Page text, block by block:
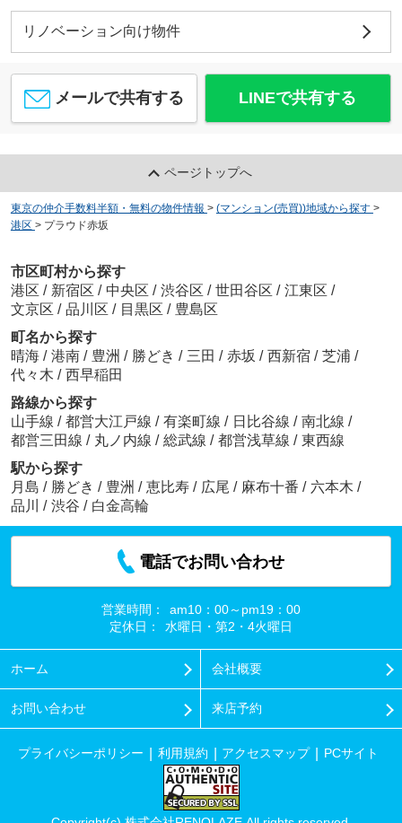
リノベーション向け物件
メールで共有する LINEで共有する
ページトップへ
東京の仲介手数料半額・無料の物件情報 > (マンション(売買))地域から探す >
港区 > プラウド赤坂
市区町村から探す
港区 / 新宿区 / 中央区 / 渋谷区 / 世田谷区 / 江東区 /
文京区 / 品川区 / 目黒区 / 豊島区
町名から探す
晴海 / 港南 / 豊洲 / 勝どき / 三田 / 赤坂 / 西新宿 / 芝浦 /
代々木 / 西早稲田
路線から探す
山手線 / 都営大江戸線 / 有楽町線 / 日比谷線 / 南北線 /
都営三田線 / 丸ノ内線 / 総武線 / 都営浅草線 / 東西線
駅から探す
月島 / 勝どき / 豊洲 / 恵比寿 / 広尾 / 麻布十番 / 六本木 /
品川
/ 渋谷 / 白金高輪
電話でお問い合わせ
営業時間：
am10：00～pm19：00
定休日：
水曜日・第2・4火曜日
ホーム 会社概要
お問い合わせ 来店予約
プライバシーポリシー 利用規約 アクセスマップ PCサイト